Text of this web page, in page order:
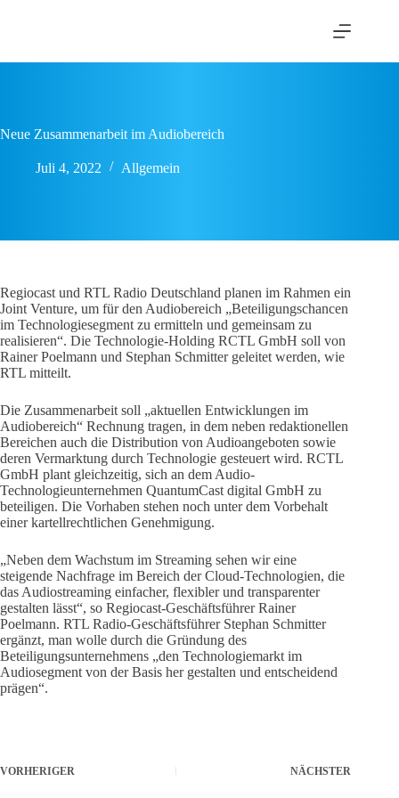
Neue Zusammenarbeit im Audiobereich
Juli 4, 2022 Allgemein
Regiocast und RTL Radio Deutschland planen im Rahmen ein
Joint Venture, um für den Audiobereich „Beteiligungschancen
im Technologiesegment zu ermitteln und gemeinsam zu
realisieren“. Die Technologie-Holding RCTL GmbH soll von
Rainer Poelmann und Stephan Schmitter geleitet werden, wie
RTL mitteilt.
Die Zusammenarbeit soll „aktuellen Entwicklungen im
Audiobereich“ Rechnung tragen, in dem neben redaktionellen
Bereichen auch die Distribution von Audioangeboten sowie
deren Vermarktung durch Technologie gesteuert wird. RCTL
GmbH plant gleichzeitig, sich an dem Audio-
Technologieunternehmen QuantumCast digital GmbH zu
beteiligen. Die Vorhaben stehen noch unter dem Vorbehalt
einer kartellrechtlichen Genehmigung.
„Neben dem Wachstum im Streaming sehen wir eine
steigende Nachfrage im Bereich der Cloud-Technologien, die
das Audiostreaming einfacher, flexibler und transparenter
gestalten lässt“, so Regiocast-Geschäftsführer Rainer
Poelmann. RTL Radio-Geschäftsführer Stephan Schmitter
ergänzt, man wolle durch die Gründung des
Beteiligungsunternehmens „den Technologiemarkt im
Audiosegment von der Basis her gestalten und entscheidend
prägen“.
VORHERIGER NÄCHSTER